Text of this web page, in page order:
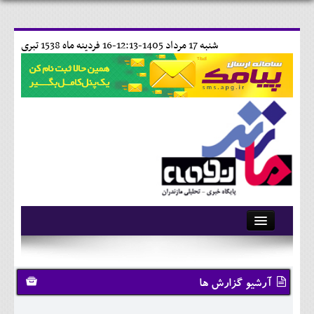
16 فردينه ماه 1538 تبری شنبه 17 مرداد 1405-12:13-
آرشیو
تماس با ما
وبلاگ
آرشیو گزارش ها